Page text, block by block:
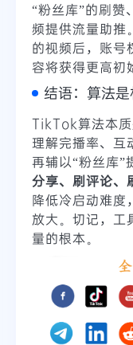
“粉丝库”的刷赞
频提供流量助
的视频后，账号
容将获得更高初
结语：算法
TikTok算法本质
理解完播率、互
再辅以“粉丝库”
分享、刷评论、
降低冷启动难度
放大。切记，工
量的根本。